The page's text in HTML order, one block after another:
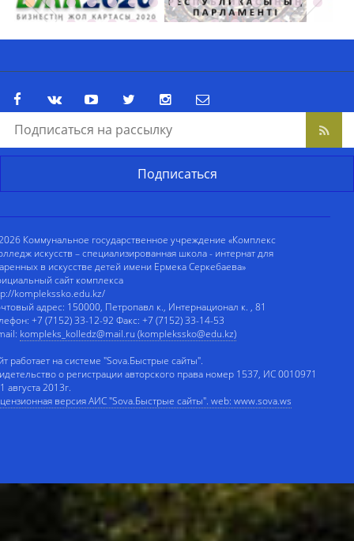
Коммунальное государственное учреждение «Комплекс
искусств – специализированная школа - интернат для
в искусстве детей имени Ермека Серкебаева»
сайт комплекса
komplekssko.edu.kz/
адрес: 150000, Петропавл к., Интернационал к. , 81
+7 (7152) 33-12-92 Факс: +7 (7152) 33-14-53
kompleks_kolledz@mail.ru (komplekssko@edu.kz)
работает на системе "Sova.Быстрые сайты".
о регистрации авторского права номер 1537, ИС 0010971
августа 2013г.
версия АИС "Sova.Быстрые сайты". web: www.sova.ws